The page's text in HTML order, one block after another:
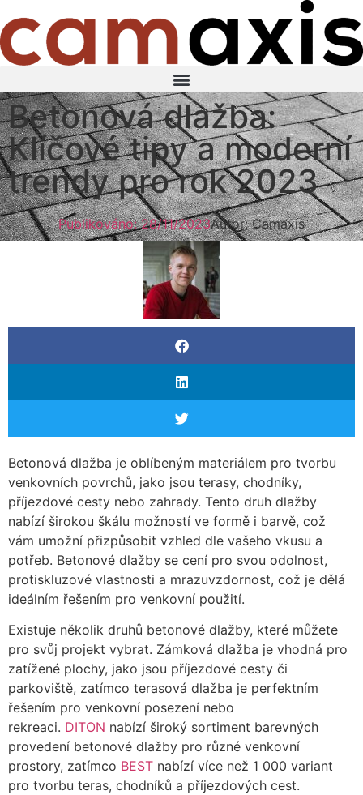
Betonová dlažba:
Klíčové tipy a moderní
trendy pro rok 2023
Publikováno: 28/11/2023Autor: Camaxis
Betonová dlažba je oblíbeným materiálem pro tvorbu
venkovních povrchů, jako jsou terasy, chodníky,
příjezdové cesty nebo zahrady. Tento druh dlažby
nabízí širokou škálu možností ve formě i barvě, což
vám umožní přizpůsobit vzhled dle vašeho vkusu a
potřeb. Betonové dlažby se cení pro svou odolnost,
protiskluzové vlastnosti a mrazuvzdornost, což je dělá
ideálním řešením pro venkovní použití.
Existuje několik druhů betonové dlažby, které můžete
pro svůj projekt vybrat. Zámková dlažba je vhodná pro
zatížené plochy, jako jsou příjezdové cesty či
parkoviště, zatímco terasová dlažba je perfektním
řešením pro venkovní posezení nebo
rekreaci. DITON nabízí široký sortiment barevných
provedení betonové dlažby pro různé venkovní
prostory, zatímco BEST nabízí více než 1 000 variant
pro tvorbu teras, chodníků a příjezdových cest.